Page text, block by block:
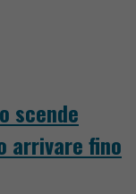
scende
arrivare fino